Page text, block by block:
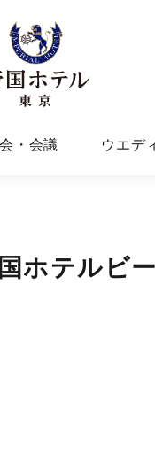
・会議 ウエデ
ホテルビ